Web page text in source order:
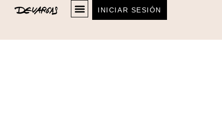
INICIAR SESIÓN